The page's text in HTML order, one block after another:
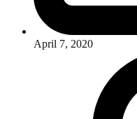
April 7, 2020